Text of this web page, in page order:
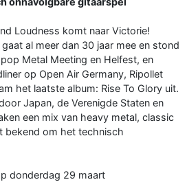
Loudness komt naar Victorie!
al meer dan 30 jaar mee en stond
Metal Meeting en Helfest, en
op Open Air Germany, Ripollet
het laatste album: Rise To Glory uit.
Japan, de Verenigde Staten en
een mix van heavy metal, classic
bekend om het technisch
donderdag 29 maart